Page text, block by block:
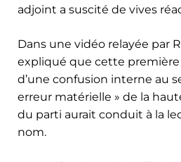
adjoint a suscité de vives
Dans une vidéo relayée par
expliqué que cette
d’une confusion interne au
erreur matérielle » de la
du parti aurait conduit à la
nom.